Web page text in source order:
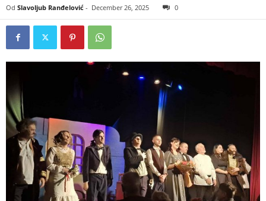
Od Slavoljub Ranđelović - December 26, 2025 0